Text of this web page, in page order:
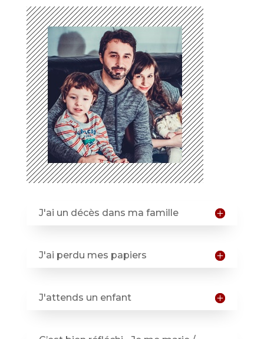
J'ai un décès dans ma famille
J'ai perdu mes papiers
J'attends un enfant